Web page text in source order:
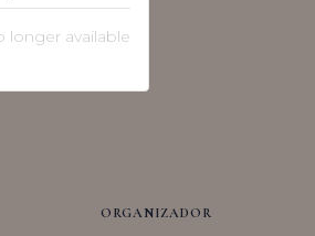
ORGANIZADOR
longer available